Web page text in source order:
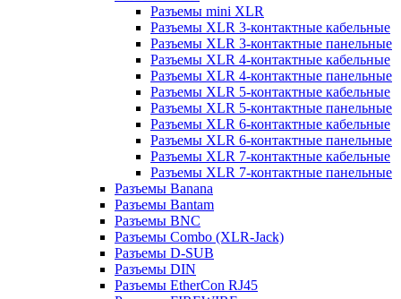
Разъемы mini XLR
Разъемы XLR 3-контактные кабельные
Разъемы XLR 3-контактные панельные
Разъемы XLR 4-контактные кабельные
Разъемы XLR 4-контактные панельные
Разъемы XLR 5-контактные кабельные
Разъемы XLR 5-контактные панельные
Разъемы XLR 6-контактные кабельные
Разъемы XLR 6-контактные панельные
Разъемы XLR 7-контактные кабельные
Разъемы XLR 7-контактные панельные
Разъемы Banana
Разъемы Bantam
Разъемы BNC
Разъемы Combo (XLR-Jack)
Разъемы D-SUB
Разъемы DIN
Разъемы EtherCon RJ45